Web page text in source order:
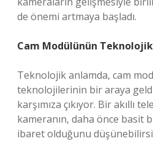
de önemi artmaya başladı.
Cam Modülünün
Teknolojik anlamda, cam
teknolojilerinin bir araya
karşımıza çıkıyor. Bir akıllı
kameranın, daha önce basit
ibaret olduğunu